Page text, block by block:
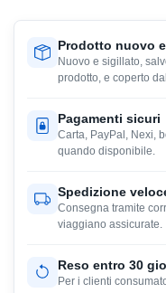
Prodotto nuovo
Nuovo e sigillato,
prodotto, e coperto
Pagamenti sicuri
Carta, PayPal, Nexi,
quando disponibile.
Spedizione
Consegna tramite
viaggiano assicurate.
Reso entro 30
Per i clienti